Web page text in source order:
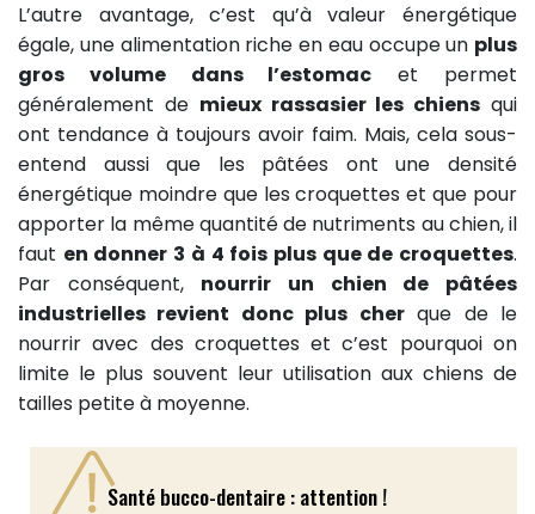
L’autre avantage, c’est qu’à valeur énergétique
égale, une alimentation riche en eau occupe un plus
gros volume dans l’estomac et permet
généralement de mieux rassasier les chiens qui
ont tendance à toujours avoir faim. Mais, cela sous-
entend aussi que les pâtées ont une densité
énergétique moindre que les croquettes et que pour
apporter la même quantité de nutriments au chien, il
faut en donner 3 à 4 fois plus que de croquettes.
Par conséquent, nourrir un chien de pâtées
industrielles revient donc plus cherque de le
nourrir avec des croquettes et c’est pourquoi on
limite le plus souvent leur utilisation aux chiens de
tailles petite à moyenne.
Santé bucco-dentaire : attention !